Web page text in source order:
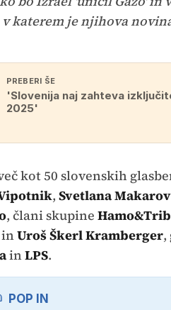
katerem je njihova
PREBERI ŠE
'Slovenija naj zahteva
2025'
kot 50 slovenskih
, Svetlana
, člani skupine
Uroš Škerl Kramberger,
inLPS.
POP IN